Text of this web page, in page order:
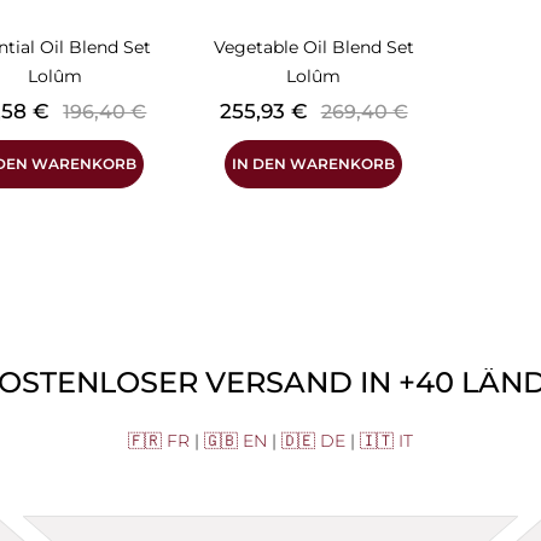
Oil Blend Set
Lolûm
€ Verkaufspreis
196,40 €
WARENKORB
Vegetable Oil Blend Set
Lolûm
Preis
255,93 € Verkaufspreis
269,40 €
IN DEN WARENKORB
VERSAND IN +40
🇫🇷 FR | 🇬🇧 EN | 🇩🇪 DE | 🇮🇹 IT